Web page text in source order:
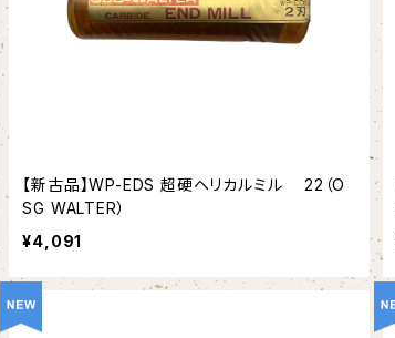
【新古品】WP-EDS 超硬ヘリカルミル 22（O
SG WALTER）
¥4,091